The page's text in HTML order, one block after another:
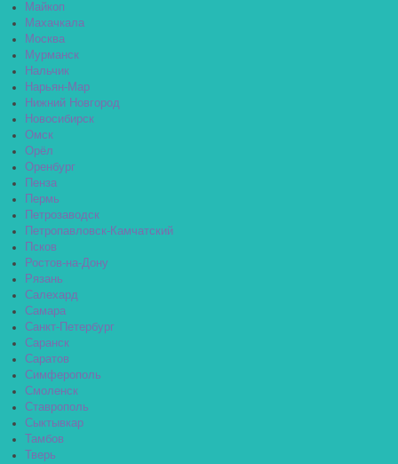
Майкоп
Махачкала
Москва
Мурманск
Нальчик
Нарьян-Мар
Нижний Новгород
Новосибирск
Омск
Орёл
Оренбург
Пенза
Пермь
Петрозаводск
Петропавловск-Камчатский
Псков
Ростов-на-Дону
Рязань
Салехард
Самара
Санкт-Петербург
Саранск
Саратов
Симферополь
Смоленск
Ставрополь
Сыктывкар
Тамбов
Тверь